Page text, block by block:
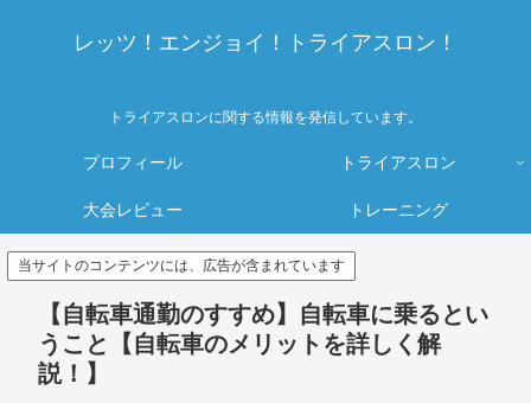
レッツ！エンジョイ！トライアスロン！
トライアスロンに関する情報を発信しています。
プロフィール トライアスロン
大会レビュー トレーニング
当サイトのコンテンツには、広告が含まれています
【自転車通勤のすすめ】自転車に乗るとい
うこと【自転車のメリットを詳しく解
説！】